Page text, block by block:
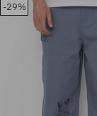
Elérhető méretek:
-29%